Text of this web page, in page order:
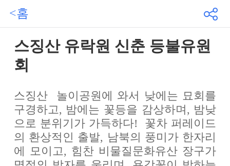
<홈
스징산 유락원 신춘 등불유원
회
스징산 놀이공원에 와서 낮에는 묘회를
구경하고, 밤에는 꽃등을 감상하며, 밤낮
으로 분위기가 가득하다! 꽃차 퍼레이드
의 환상적인 출발, 남북의 풍미가 한자리
에 모이고, 힘찬 비물질문화유산 장구가